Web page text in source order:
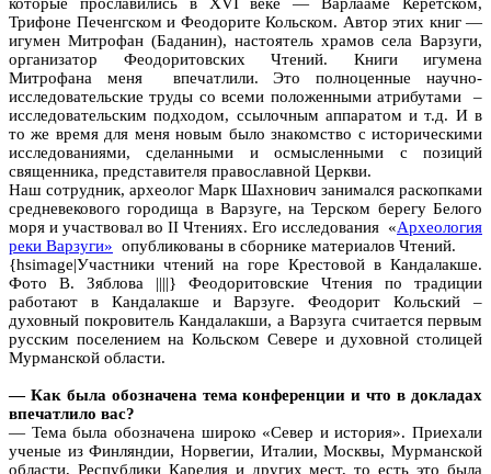
Трифоне Печенгском и Феодорите Кольском. Автор этих книг —
игумен Митрофан (Баданин), настоятель храмов села Варзуги,
организатор Феодоритовских Чтений. Книги игумена
Митрофана меня впечатлили. Это полноценные научно-
исследовательские труды со всеми положенными атрибутами –
исследовательским подходом, ссылочным аппаратом и т.д. И в
то же время для меня новым было знакомство с историческими
исследованиями, сделанными и осмысленными с позиций
священника, представителя православной Церкви.
Наш сотрудник, археолог Марк Шахнович занимался раскопками
средневекового городища в Варзуге, на Терском берегу Белого
моря и участвовал во II Чтениях. Его исследования «Археология
реки Варзуги» опубликованы в сборнике материалов Чтений.
{hsimage|Участники чтений на горе Крестовой в Кандалакше.
Фото В. Зяблова ||||} Феодоритовские Чтения по традиции
работают в Кандалакше и Варзуге. Феодорит Кольский –
духовный покровитель Кандалакши, а Варзуга считается первым
русским поселением на Кольском Севере и духовной столицей
Мурманской области.
— Как была обозначена тема конференции и что в докладах
впечатлило вас?
— Тема была обозначена широко «Север и история». Приехали
ученые из Финляндии, Норвегии, Италии, Москвы, Мурманской
области, Республики Карелия и других мест, то есть это была